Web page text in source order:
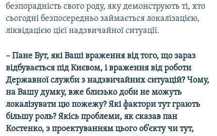
безпорадність свого роду, яку демонструють ті, хто
сьогодні безпосередньо займається локалізацією,
ліквідацією цієї надзвичайної ситуації.
– Пане Бут, які Ваші враження від того, що зараз
відбувається під Києвом, і враження від роботи
Державної служби з надзвичайних ситуацій? Чому,
на Вашу думку, вже близько доби не можуть
локалізувати цю пожежу? Які фактори тут грають
більшу роль? Якісь проблеми, як сказав пан
Костенко, з проектуванням цього об’єкту чи тут,